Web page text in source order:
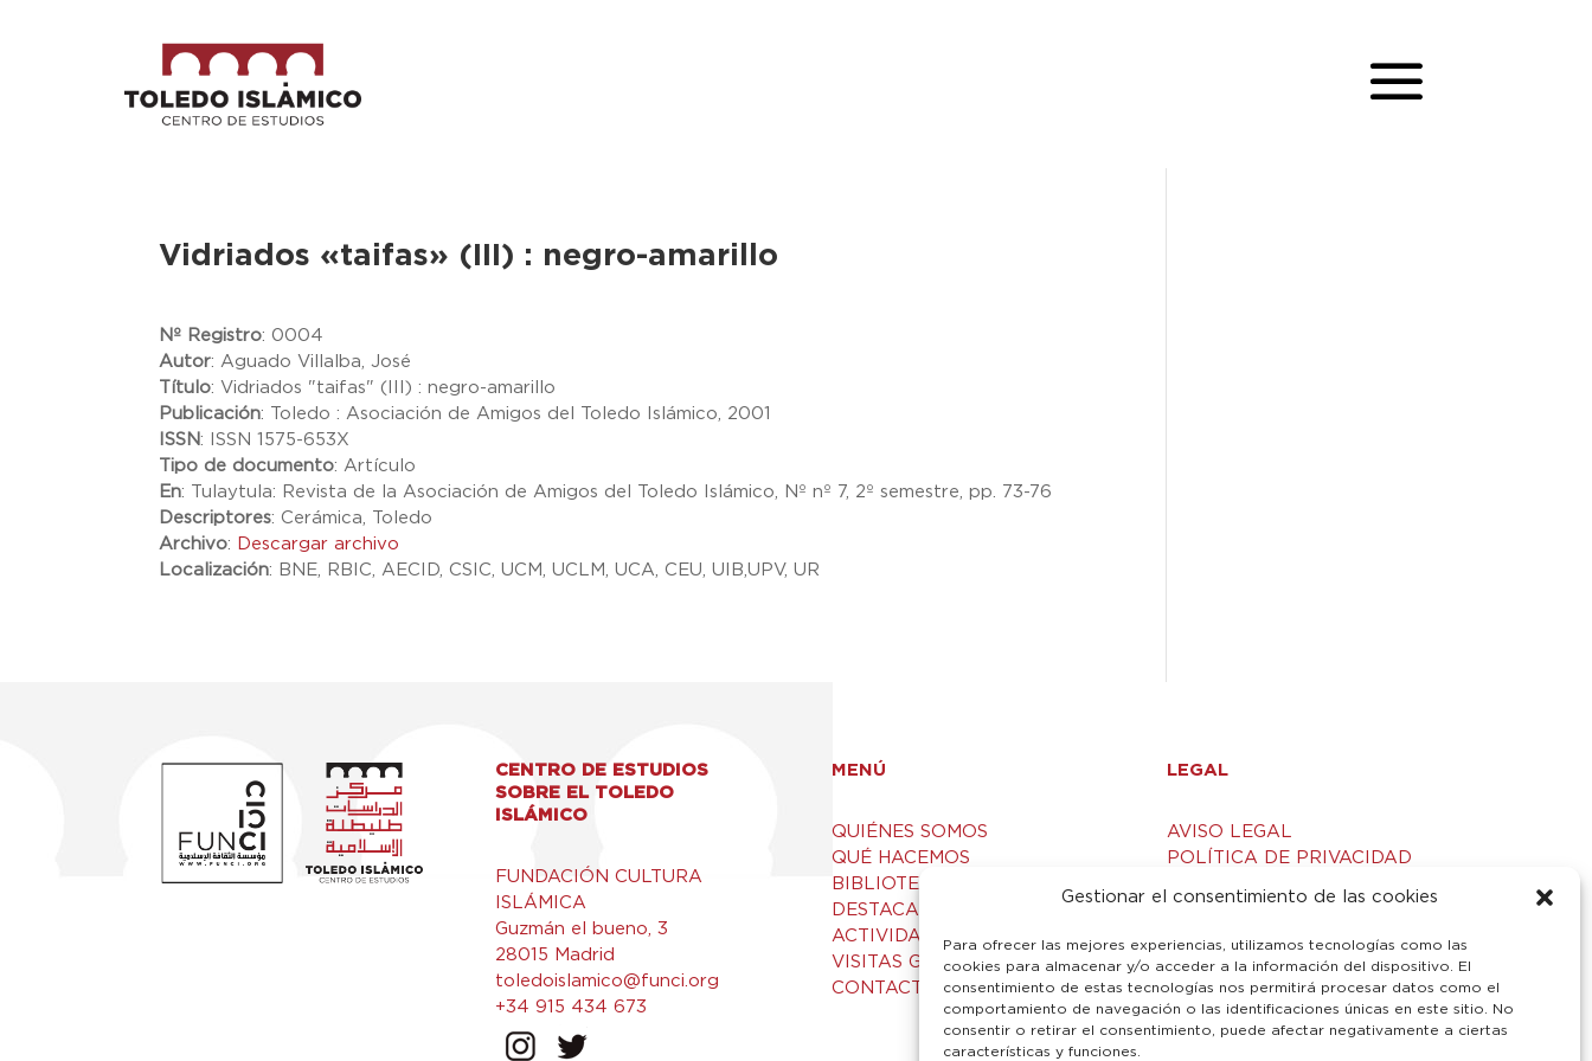
Gestionar el consentimiento de las cookies
Para ofrecer las mejores experiencias, utilizamos tecnologías como las
cookies para almacenar y/o acceder a la información del dispositivo. El
consentimiento de estas tecnologías nos permitirá procesar datos como el
comportamiento de navegación o las identificaciones únicas en este sitio. No
consentir o retirar el consentimiento, puede afectar negativamente a ciertas
características y funciones.
Vidriados «taifas» (III) : negro-amarillo
Nº Registro:0004
Autor:Aguado Villalba, José
Título: Vidriados "taifas" (III) : negro-amarillo
Publicación:
Toledo : Asociación de Amigos del Toledo Islámico, 2001
ISSN:
ISSN 1575-653X
Tipo de documento:Artículo
En:
Tulaytula: Revista de la Asociación de Amigos del Toledo Islámico, Nº nº 7, 2º semestre, pp. 73-76
Descriptores: Cerámica, Toledo
Archivo: Descargar archivo
Localización: BNE, RBIC, AECID, CSIC, UCM, UCLM, UCA, CEU, UIB,UPV, UR
CENTRO DE ESTUDIOS
SOBRE EL TOLEDO
ISLÁMICO
FUNDACIÓN CULTURA
ISLÁMICA
Guzmán el bueno, 3
28015 Madrid
toledoislamico@funci.org
+34 915 434 673
MENÚ
QUIÉNES SOMOS
QUÉ HACEMOS
BIBLIOTECA Y RECURSOS
DESTACADOS
ACTIVIDADES
VISITAS GUIADAS
CONTACTO
LEGAL
AVISO LEGAL
POLÍTICA DE PRIVACIDAD